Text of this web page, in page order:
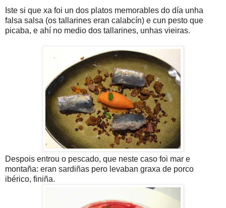
Iste si que xa foi un dos platos memorables do día unha
falsa salsa (os tallarines eran calabcín) e cun pesto que
picaba, e ahí no medio dos tallarines, unhas vieiras.
Despois entrou o pescado, que neste caso foi mar e
montaña: eran sardiñas pero levaban graxa de porco
ibérico, finiña.